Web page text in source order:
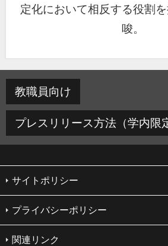
定化において相反する役割
唆。
教職員向け
プレスリリース方法（学内限
サイトポリシー
プライバシーポリシー
関連リンク